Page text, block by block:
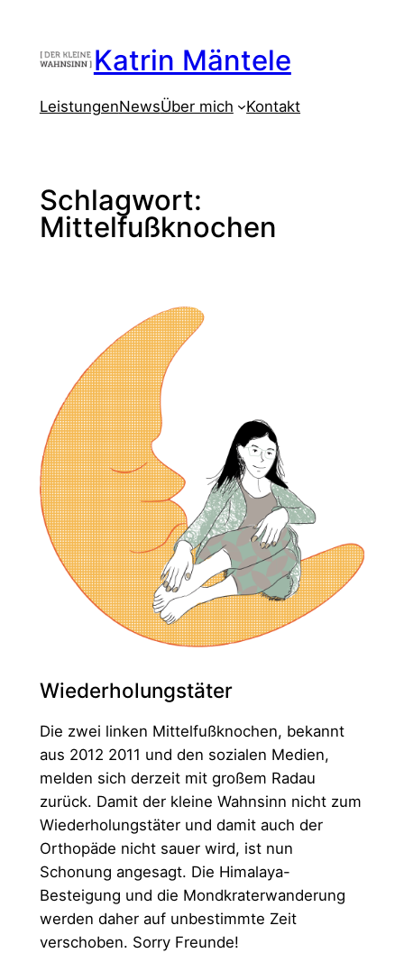
springen
Katrin Mäntele
LeistungenNewsÜber mich Kontakt
Schlagwort:
Mittelfußknochen
Wiederholungstäter
Die zwei linken Mittelfußknochen, bekannt
aus 2012 2011 und den sozialen Medien,
melden sich derzeit mit großem Radau
zurück. Damit der kleine Wahnsinn nicht zum
Wiederholungstäter und damit auch der
Orthopäde nicht sauer wird, ist nun
Schonung angesagt. Die Himalaya-
Besteigung und die Mondkraterwanderung
werden daher auf unbestimmte Zeit
verschoben. Sorry Freunde!